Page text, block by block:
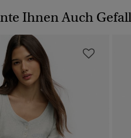
Ihnen Auch